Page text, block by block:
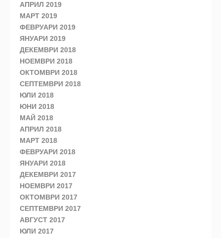
АПРИЛ 2019
МАРТ 2019
ФЕВРУАРИ 2019
ЯНУАРИ 2019
ДЕКЕМВРИ 2018
НОЕМВРИ 2018
ОКТОМВРИ 2018
СЕПТЕМВРИ 2018
ЮЛИ 2018
ЮНИ 2018
МАЙ 2018
АПРИЛ 2018
МАРТ 2018
ФЕВРУАРИ 2018
ЯНУАРИ 2018
ДЕКЕМВРИ 2017
НОЕМВРИ 2017
ОКТОМВРИ 2017
СЕПТЕМВРИ 2017
АВГУСТ 2017
ЮЛИ 2017